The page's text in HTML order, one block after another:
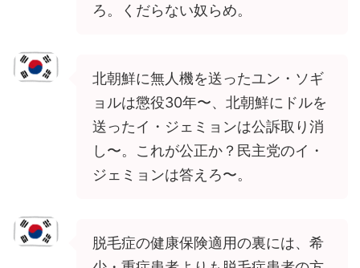
ろ。くだらない奴らめ。
北朝鮮に無人機を送ったユン・ソギ
ョルは懲役30年〜、北朝鮮にドルを
送ったイ・ジェミョンは公訴取り消
し〜。これが公正か？民主党のイ・
ジェミョンは答えろ〜。
脱毛症の健康保険適用の裏には、希